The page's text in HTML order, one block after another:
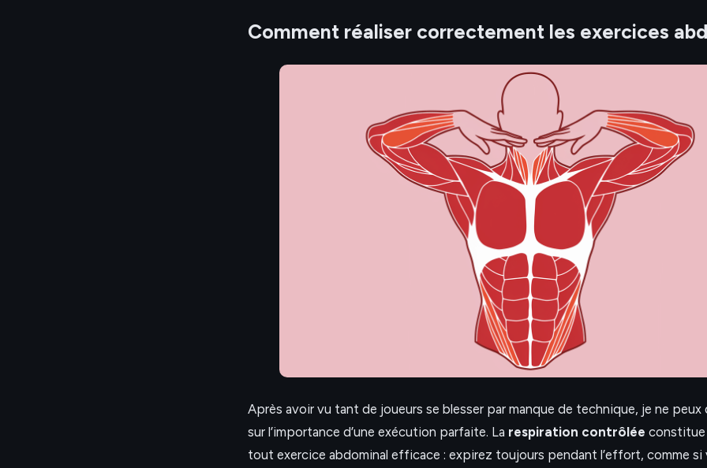
Comment réaliser correctement les exercices
Après avoir vu tant de joueurs se blesser par manque de technique, je ne
sur l’importance d’une exécution parfaite. La respiration contrôlée constitue
tout exercice abdominal efficace : expirez toujours pendant l’effort, comme si